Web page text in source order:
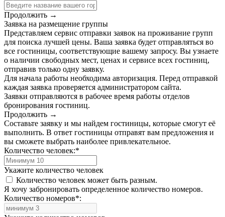
Продолжить →
Заявка на размещение группы
Представляем сервис отправки заявок на проживание групп
для поиска лучшей цены. Ваша заявка будет отправляться во
все гостиницы, соответствующие вашему запросу. Вы узнаете
о наличии свободных мест, ценах и сервисе всех гостиниц,
отправив только одну заявку.
Для начала работы необходима авторизация. Перед отправкой
каждая заявка проверяется администратором сайта.
Заявки отправляются в рабочее время работы отделов
бронирования гостиниц.
Продолжить →
Составьте заявку и мы найдем гостиницы, которые смогут её
выполнить. В ответ гостиницы отправят вам предложения и
вы сможете выбрать наиболее привлекательное.
Количество человек:*
Укажите количество человек
Количество человек может быть разным.
Я хочу забронировать определенное количество номеров.
Количество номеров*: